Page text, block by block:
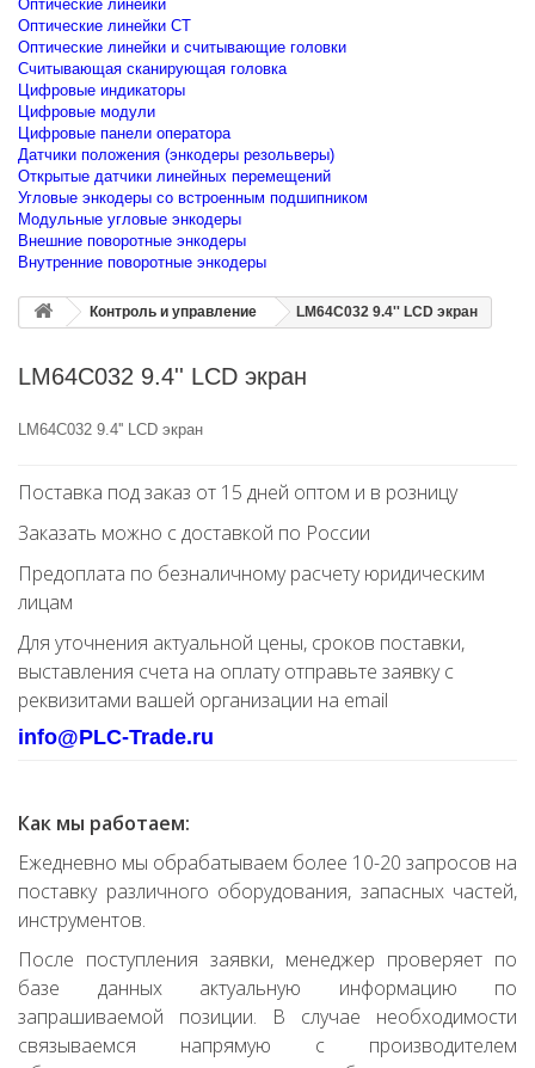
Оптические линейки
Оптические линейки CT
Оптические линейки и считывающие головки
Считывающая сканирующая головка
Цифровые индикаторы
Цифровые модули
Цифровые панели оператора
Датчики положения (энкодеры резольверы)
Открытые датчики линейных перемещений
Угловые энкодеры со встроенным подшипником
Модульные угловые энкодеры
Внешние поворотные энкодеры
Внутренние поворотные энкодеры
Контроль и управление LM64C032 9.4'' LCD экран
LM64C032 9.4'' LCD экран
LM64C032 9.4'' LCD экран
Поставка под заказ от 15 дней оптом и в розницу
Заказать можно с доставкой по России
Предоплата по безналичному расчету юридическим
лицам
Для уточнения актуальной цены, сроков поставки,
выставления счета на оплату отправьте заявку с
реквизитами вашей организации на email
info@PLC-Trade.ru
Как мы работаем:
Ежедневно мы обрабатываем более 10-20 запросов на
поставку различного оборудования, запасных частей,
инструментов.
После поступления заявки, менеджер проверяет по
базе данных актуальную информацию по
запрашиваемой позиции. В случае необходимости
связываемся напрямую с производителем